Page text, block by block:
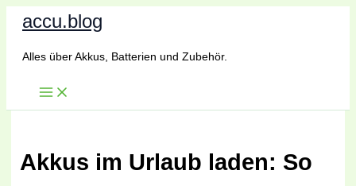
Inhaltaccu.blog
Alles über Akkus, Batterien und Zubehör.
Akkus im Urlaub laden: So